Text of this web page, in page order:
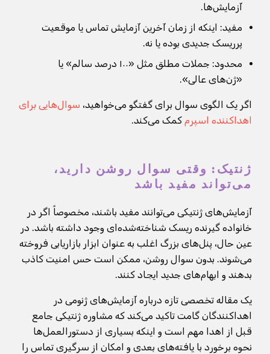
آزمایش‌ها.
مفید: اینکه از زمان آخرین آزمایش تماس یا موقعیت
پرریسک جدیدی بوده یا نه.
محدود: جملات مطلق مثل «۱۰۰ درصد سالم» یا
«ژن‌های عالی».
اگر یک الگوی سوال برای گفتگو می‌خواهید، سوال‌هایی برای
اهداکننده اسپرم کمک می‌کند.
ژنتیک: وقتی سوال روشن دارید،
می‌تواند مفید باشد
آزمایش‌های ژنتیکی می‌توانند مفید باشند، مخصوصاً اگر در
خانواده گیرنده ریسک شناخته‌شده‌ای وجود داشته باشد. در
عین حال، پنل‌های بزرگ اغلب به عنوان ابزار بازاریابی فروخته
می‌شوند. بدون سوال روشن، ممکن است حس امنیت کاذب
بدهند و ابهام‌های جدید ایجاد کنند.
یک مقاله تخصصی تازه درباره آزمایش‌های ژنومی در
اهداکنندگان گامت تاکید می‌کند که مشاوره ژنتیکی جامع
قبل از اهدا مهم است و اینکه بسیاری از دستورالعمل‌ها
نحوه برخورد با یافته‌های بعدی و امکان از سرگیری تماس را